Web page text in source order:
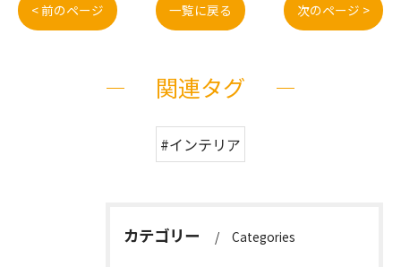
< 前のページ 一覧に戻る 次のページ >
関連タグ
#インテリア
カテゴリー Categories